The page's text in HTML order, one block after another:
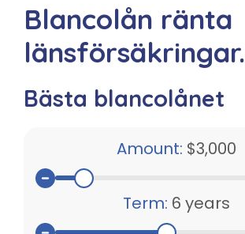
Blancolån ränta
länsförsäkringar.
Bästa blancolånet
Amount: $3,000
Term: 6 years